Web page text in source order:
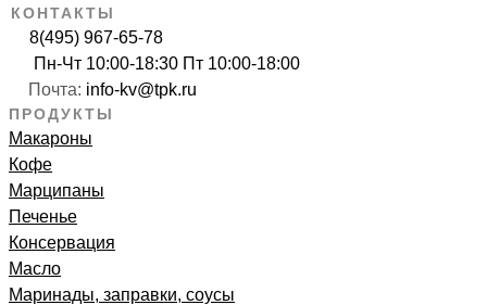
КОНТАКТЫ
8(495) 967-65-78
Пн-Чт 10:00-18:30 Пт 10:00-18:00
Почта: info-kv@tpk.ru
ПРОДУКТЫ
Макароны
Кофе
Марципаны
Печенье
Консервация
Масло
Маринады, заправки, соусы